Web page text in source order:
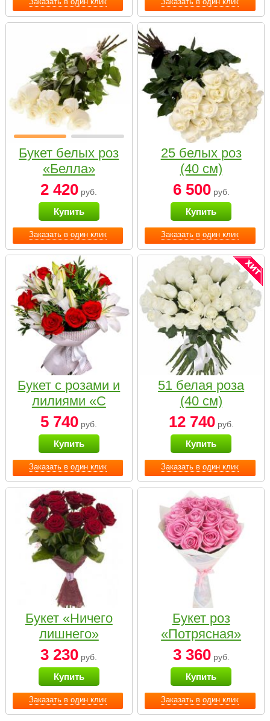
Заказать в один клик
Букет белых роз
«Белла»
2 420 руб.
Купить
Заказать в один клик
25 белых роз
(40 см)
6 500руб.
Купить
Заказать в один клик
Букет с розами и
лилиями «С
наилучшими
пожеланиями»
5 740 руб.
Купить
Заказать в один клик
51 белая роза
(40 см)
12 740руб.
Купить
Заказать в один клик
Букет «Ничего
лишнего»
3 230 руб.
Купить
Заказать в один клик
Букет роз
«Потрясная»
3 360руб.
Купить